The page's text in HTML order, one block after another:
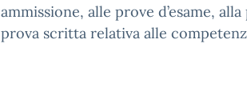
ammissione, alle prove d’esame,
prova scritta relativa alle